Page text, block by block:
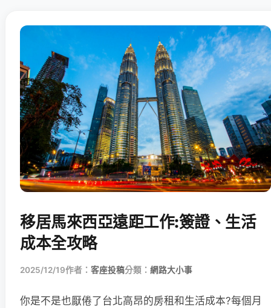
移居馬來西亞遠距工作:簽證、生活
成本全攻略
2025/12/19作者： 客座投稿分類： 網路大小事
你是不是也厭倦了台北高昂的房租和生活成本?每個月